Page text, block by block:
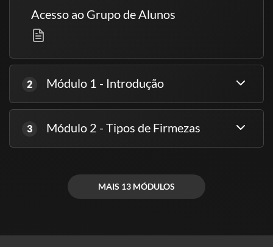
Acesso ao Grupo de Alunos
2 Módulo 1 - Introdução
3 Módulo 2 - Tipos de Firmezas
MAIS 13 MÓDULOS